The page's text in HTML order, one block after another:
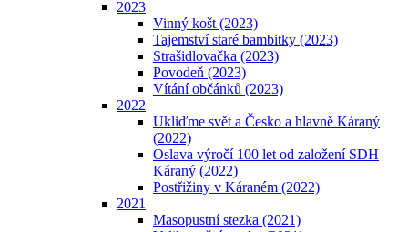
2023
Vinný košt (2023)
Tajemství staré bambitky (2023)
Strašidlovačka (2023)
Povodeň (2023)
Vítání občánků (2023)
2022
Ukliďme svět a Česko a hlavně Káraný
(2022)
Oslava výročí 100 let od založení SDH
Káraný (2022)
Postřižiny v Káraném (2022)
2021
Masopustní stezka (2021)